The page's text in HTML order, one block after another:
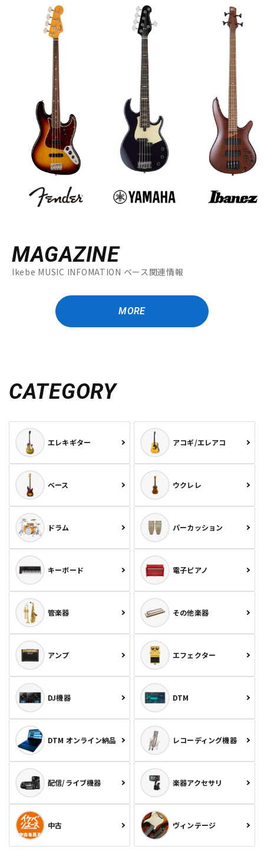
MAGAZINE
Ikebe MUSIC INFOMATION ベース関連情報
MORE
CATEGORY
エレキギター アコギ/エレアコ
ベース ウクレレ
ドラム パーカッション
キーボード 電子ピアノ
管楽器 その他楽器
アンプ エフェクター
DJ機器 DTM
DTM オンライン納品 レコーディング機器
配信/ライブ機器 楽器アクセサリ
中古 ヴィンテージ